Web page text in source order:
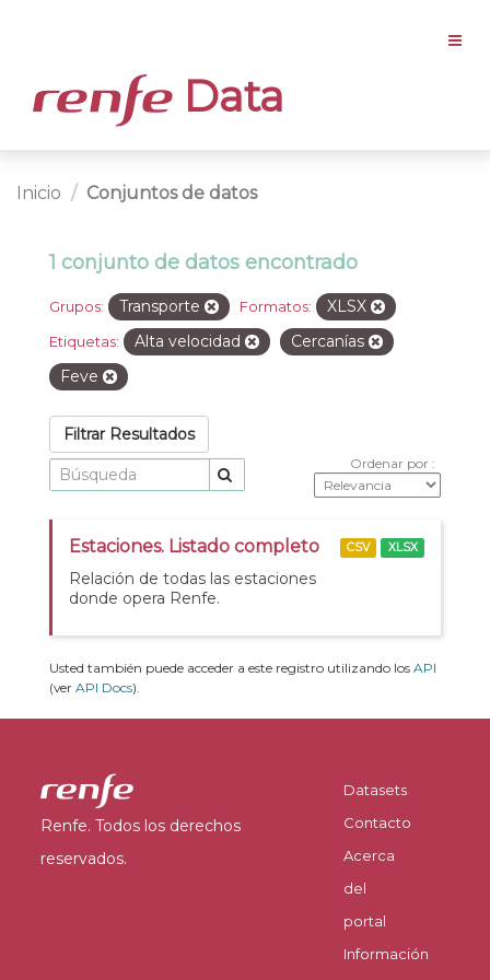
Data
Inicio Conjuntos de datos
1 conjunto de datos encontrado
Grupos: Transporte Formatos: XLSX
Etiquetas: Alta velocidad
Cercanías
Feve
Filtrar Resultados
Ordenar por
Estaciones. Listado completo
Relación de todas las estaciones
donde opera Renfe.
CSV XLSX
Usted también puede acceder a este registro utilizando los API
(ver API Docs).
Renfe. Todos los derechos
reservados.
Datasets
Contacto
Acerca
del
portal
Información